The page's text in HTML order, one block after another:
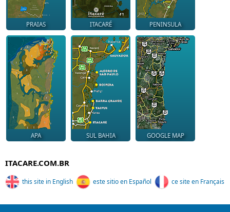
PRAIAS ITACARÉ PENINSULA
APA SUL BAHIA GOOGLE MAP
ITACARE.COM.BR
this site in English este sitio en Español ce site en Français